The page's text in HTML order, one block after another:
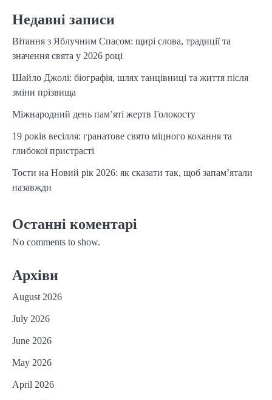
Недавні записи
Вітання з Яблучним Спасом: щирі слова, традиції та
значення свята у 2026 році
Шайло Джолі: біографія, шлях танцівниці та життя після
зміни прізвища
Міжнародний день пам’яті жертв Голокосту
19 років весілля: гранатове свято міцного кохання та
глибокої пристрасті
Тости на Новий рік 2026: як сказати так, щоб запам’ятали
назавжди
Останні коментарі
No comments to show.
Архіви
August 2026
July 2026
June 2026
May 2026
April 2026